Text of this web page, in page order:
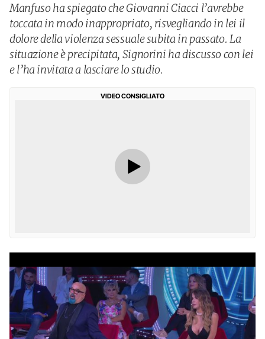
Manfuso ha spiegato che Giovanni Ciacci l’avrebbe
toccata in modo inappropriato, risvegliando in lei il
dolore della violenza sessuale subita in passato. La
situazione è precipitata, Signorini ha discusso con lei
e l’ha invitata a lasciare lo studio.
VIDEO CONSIGLIATO